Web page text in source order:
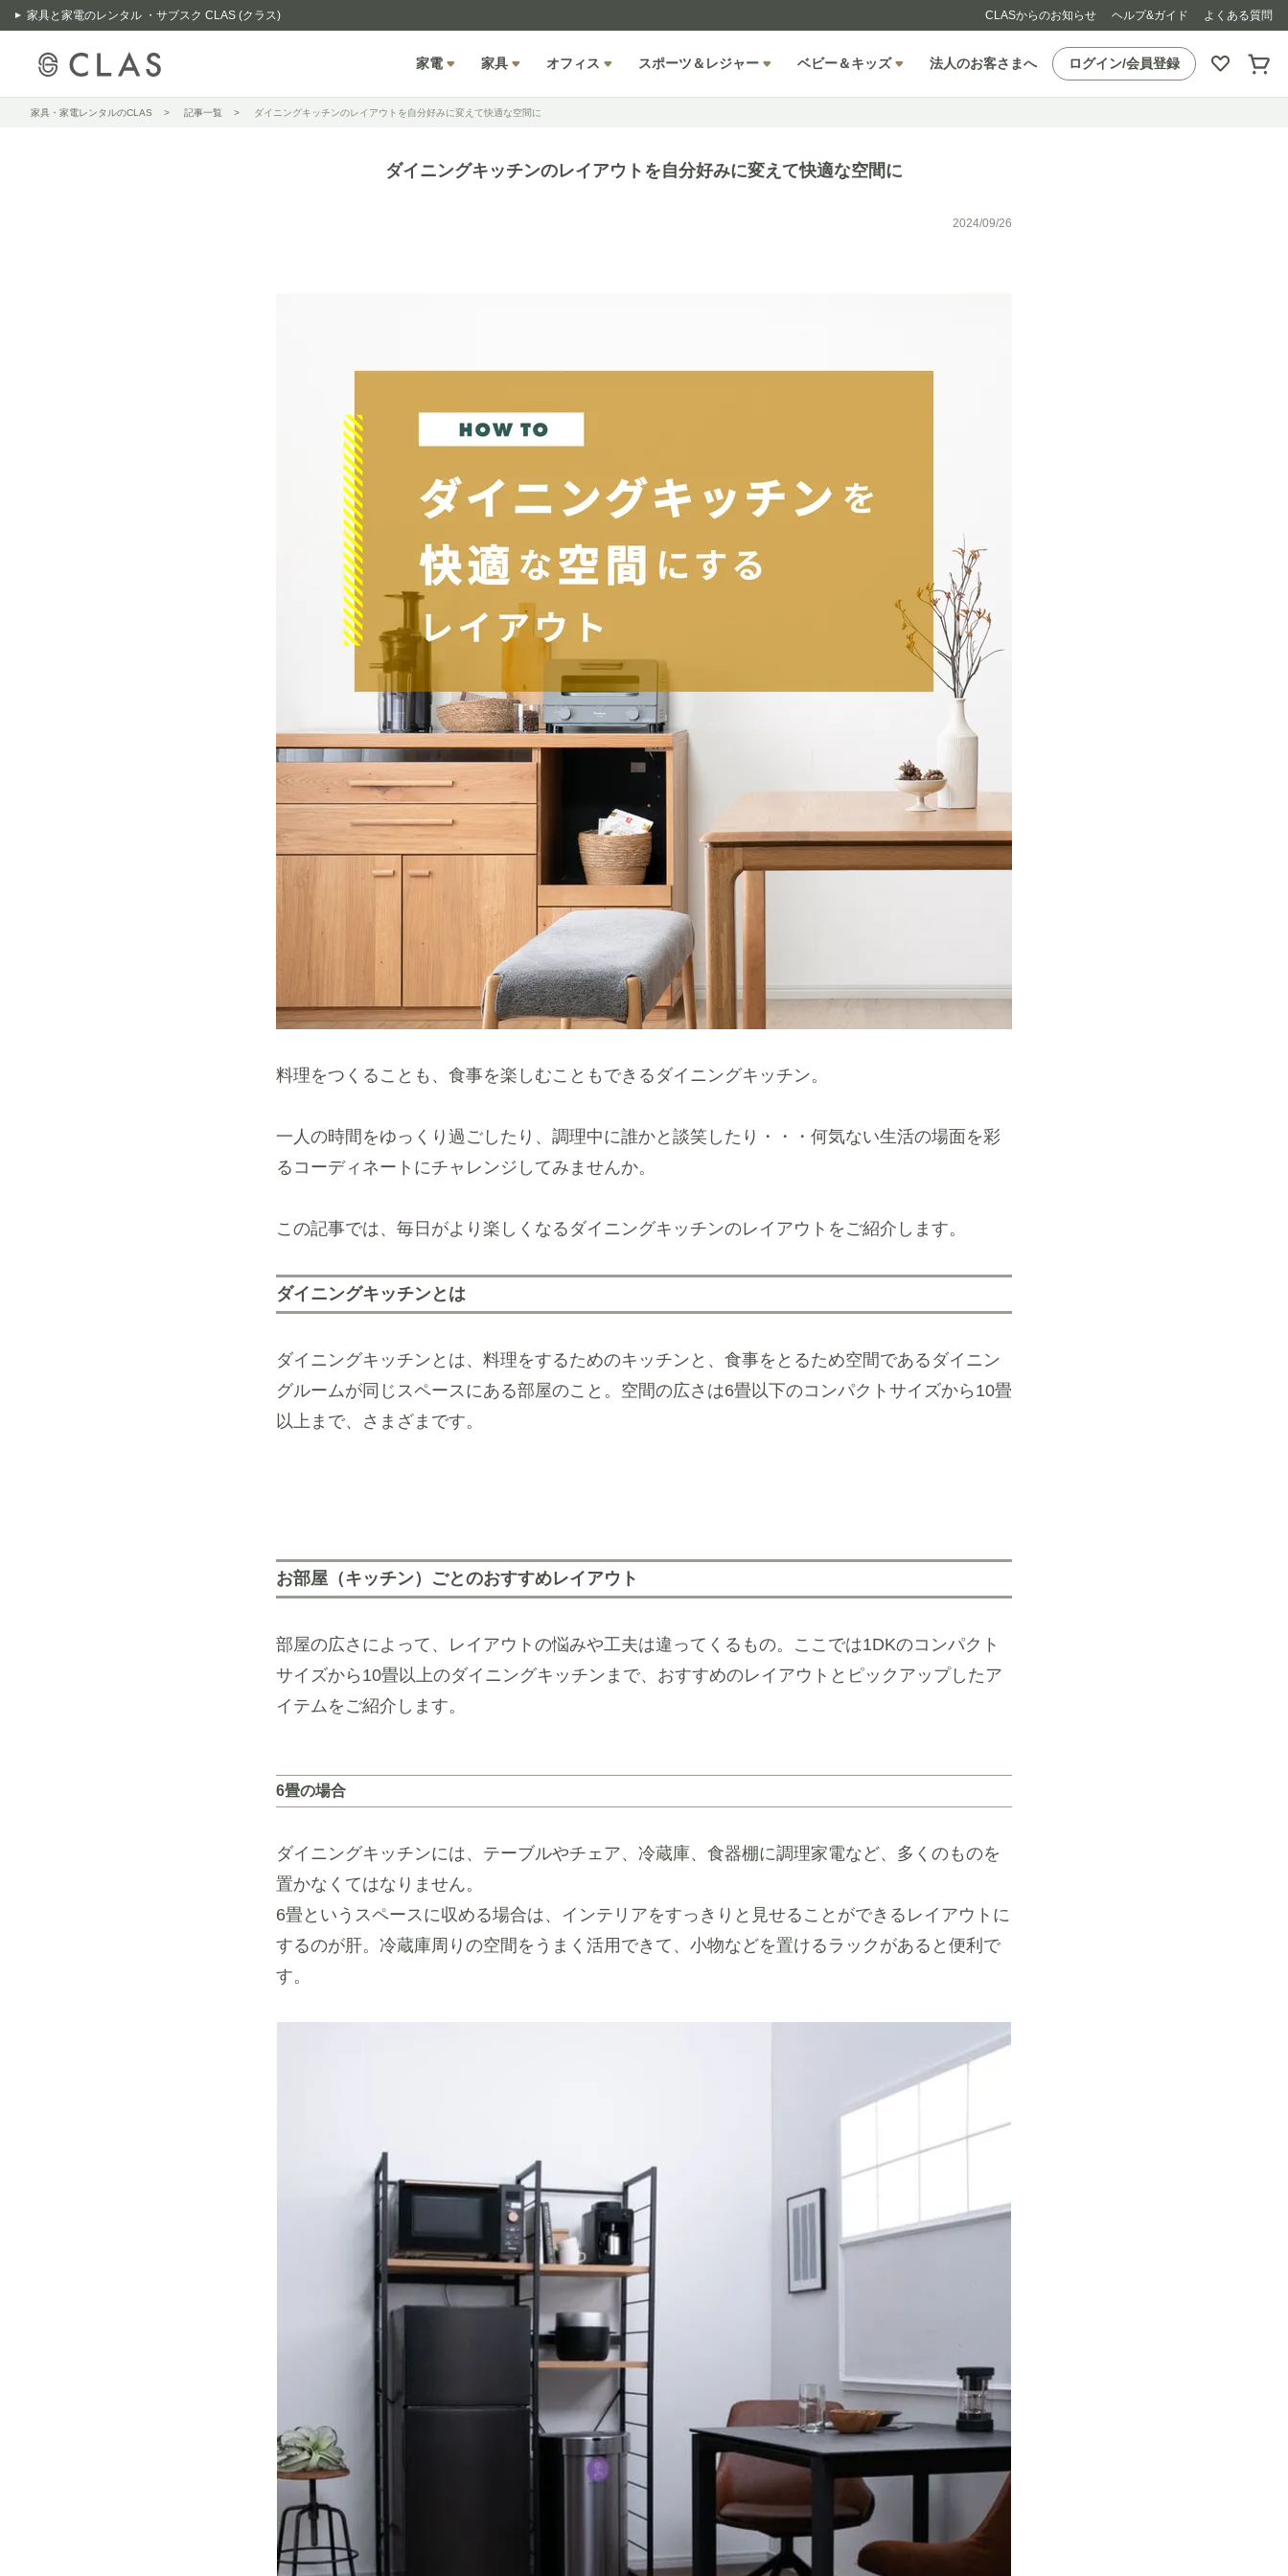
家具と家電のレンタル ・サブスク CLAS (クラス) CLASからのお知らせ ヘルプ&ガイド よくある質問
家電 家具 オフィス スポーツ＆レジャー ベビー＆キッズ 法人のお客さまへ ログイン/会員登録
家具・家電レンタルのCLAS 記事一覧 ダイニングキッチンのレイアウトを自分好みに変えて快適な空間に
ダイニングキッチンのレイアウトを自分好みに変えて快適な空間に
2024/09/26
料理をつくることも、食事を楽しむこともできるダイニングキッチン。
一人の時間をゆっくり過ごしたり、調理中に誰かと談笑したり・・・何気ない生活の場面を彩
るコーディネートにチャレンジしてみませんか。
この記事では、毎日がより楽しくなるダイニングキッチンのレイアウトをご紹介します。
ダイニングキッチンとは
ダイニングキッチンとは、料理をするためのキッチンと、食事をとるため空間であるダイニン
グルームが同じスペースにある部屋のこと。空間の広さは6畳以下のコンパクトサイズから10畳
以上まで、さまざまです。
お部屋（キッチン）ごとのおすすめレイアウト
部屋の広さによって、レイアウトの悩みや工夫は違ってくるもの。ここでは1DKのコンパクト
サイズから10畳以上のダイニングキッチンまで、おすすめのレイアウトとピックアップしたア
イテムをご紹介します。
6畳の場合
ダイニングキッチンには、テーブルやチェア、冷蔵庫、食器棚に調理家電など、多くのものを
置かなくてはなりません。
6畳というスペースに収める場合は、インテリアをすっきりと見せることができるレイアウトに
するのが肝。冷蔵庫周りの空間をうまく活用できて、小物などを置けるラックがあると便利で
す。